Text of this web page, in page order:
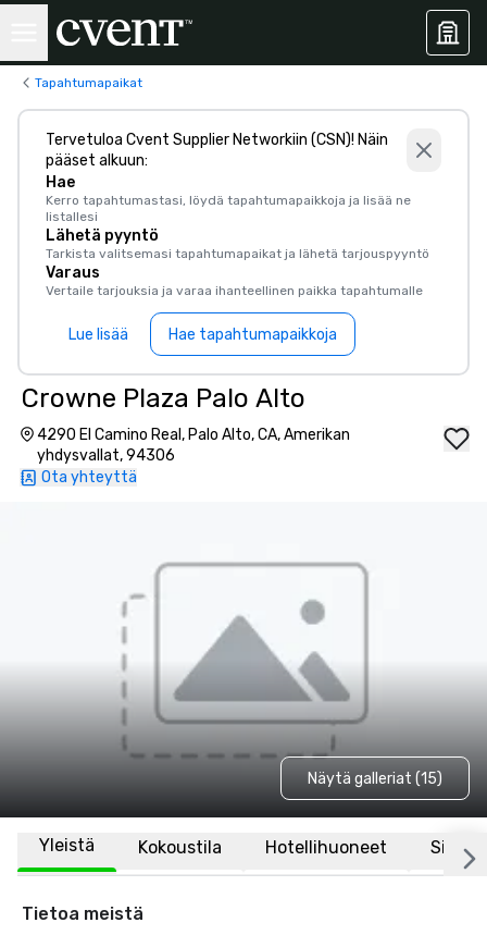
Tapahtumapaikat
Tervetuloa Cvent Supplier Networkiin (CSN)! Näin
pääset alkuun:
Hae
Kerro tapahtumastasi, löydä tapahtumapaikkoja ja lisää ne
listallesi
Lähetä pyyntö
Tarkista valitsemasi tapahtumapaikat ja lähetä tarjouspyyntö
Varaus
Vertaile tarjouksia ja varaa ihanteellinen paikka tapahtumalle
Lue lisää Hae tapahtumapaikkoja
Crowne Plaza Palo Alto
4290 El Camino Real, Palo Alto, CA, Amerikan
yhdysvallat, 94306
Ota yhteyttä
Näytä galleriat (15)
Yleistä Kokoustila Hotellihuoneet Sijainti
Tietoa meistä